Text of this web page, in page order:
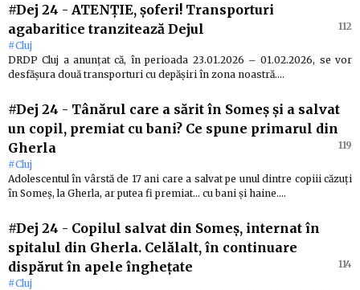
#Dej 24 - ATENȚIE, șoferi! Transporturi
agabaritice tranzitează Dejul
112
#Cluj
DRDP Cluj a anunțat că, în perioada 23.01.2026 – 01.02.2026, se vor
desfășura două transporturi cu depășiri în zona noastră.…
#Dej 24 - Tânărul care a sărit în Someș și a salvat
un copil, premiat cu bani? Ce spune primarul din
Gherla
119
#Cluj
Adolescentul în vârstă de 17 ani care a salvat pe unul dintre copiii căzuți
în Someș, la Gherla, ar putea fi premiat… cu bani și haine.…
#Dej 24 - Copilul salvat din Someș, internat în
spitalul din Gherla. Celălalt, în continuare
dispărut în apele înghețate
114
#Cluj